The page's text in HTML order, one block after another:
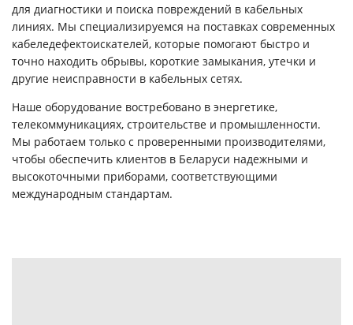
для диагностики и поиска повреждений в кабельных
линиях. Мы специализируемся на поставках современных
кабеледефектоискателей, которые помогают быстро и
точно находить обрывы, короткие замыкания, утечки и
другие неисправности в кабельных сетях.
Наше оборудование востребовано в энергетике,
телекоммуникациях, строительстве и промышленности.
Мы работаем только с проверенными производителями,
чтобы обеспечить клиентов в Беларуси надежными и
высокоточными приборами, соответствующими
международным стандартам.